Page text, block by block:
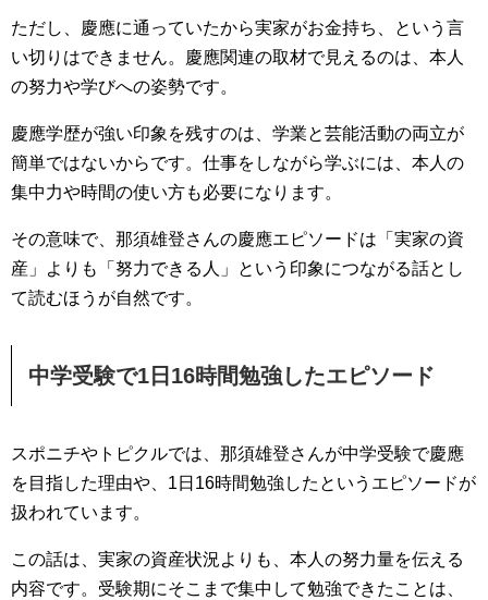
ただし、慶應に通っていたから実家がお金持ち、という言
い切りはできません。慶應関連の取材で見えるのは、本人
の努力や学びへの姿勢です。
慶應学歴が強い印象を残すのは、学業と芸能活動の両立が
簡単ではないからです。仕事をしながら学ぶには、本人の
集中力や時間の使い方も必要になります。
その意味で、那須雄登さんの慶應エピソードは「実家の資
産」よりも「努力できる人」という印象につながる話とし
て読むほうが自然です。
中学受験で1日16時間勉強したエピソード
スポニチやトピクルでは、那須雄登さんが中学受験で慶應
を目指した理由や、1日16時間勉強したというエピソードが
扱われています。
この話は、実家の資産状況よりも、本人の努力量を伝える
内容です。受験期にそこまで集中して勉強できたことは、